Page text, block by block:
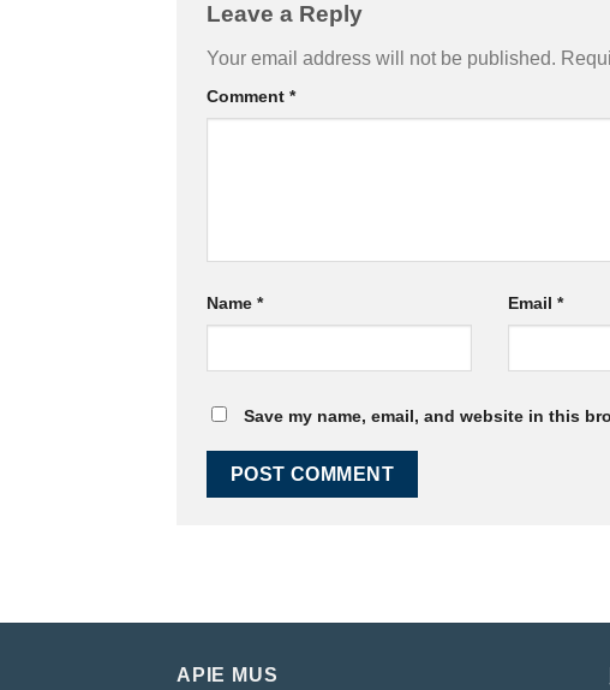
Leave a Reply
Your email address will not be published.
Comment *
Name * Email *
Save my name, email, and website in this
APIE MUS